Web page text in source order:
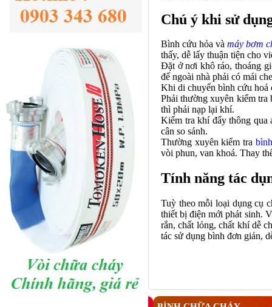
Chú ý khi sử
Bình cứu hỏa và máy bơm
thấy, dễ lấy thuận tiện cho
Đặt ở nơi khô ráo, thoáng
để ngoài nhà phải có mái
Khi di chuyển bình cứu hoả
Phải thường xuyên kiểm tra
thì phải nạp lại khí.
Kiểm tra khí đẩy thông qua
cân so sánh.
Thường xuyên kiểm tra
vòi phun, van khoá. Thay
Tính năng tác
Tuỳ theo mỗi loại dụng cụ
thiết bị điện mới phát sinh.
rắn, chất lỏng, chất khí dễ
tác sử dụng bình đơn giản,